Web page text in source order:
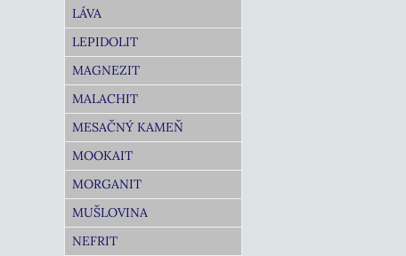
LÁVA
LEPIDOLIT
MAGNEZIT
MALACHIT
MESAČNÝ KAMEŇ
MOOKAIT
MORGANIT
MUŠLOVINA
NEFRIT